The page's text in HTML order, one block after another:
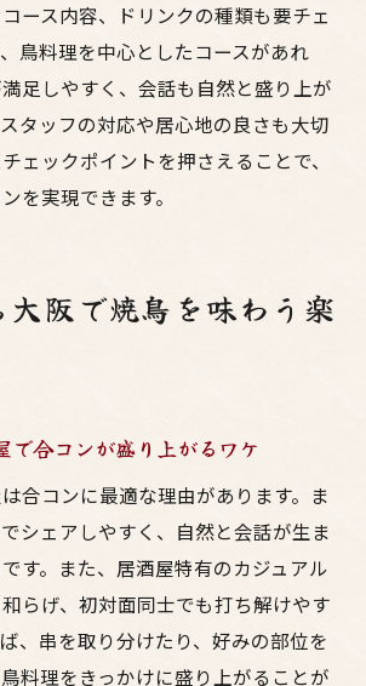
ース内容、ドリンクの種類も要チェ
鳥料理を中心としたコースがあれ
足しやすく、会話も自然と盛り上が
タッフの対応や居心地の良さも大切
ェックポイントを押さえることで、
を実現できます。
阪で焼鳥を味わう楽
で合コンが盛り上がるワケ
合コンに最適な理由があります。ま
シェアしやすく、自然と会話が生ま
す。また、居酒屋特有のカジュアル
らげ、初対面同士でも打ち解けやす
、串を取り分けたり、好みの部位を
料理をきっかけに盛り上がることが